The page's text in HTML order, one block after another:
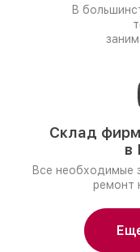
В
Склад
в
Все необходимые
ремонт